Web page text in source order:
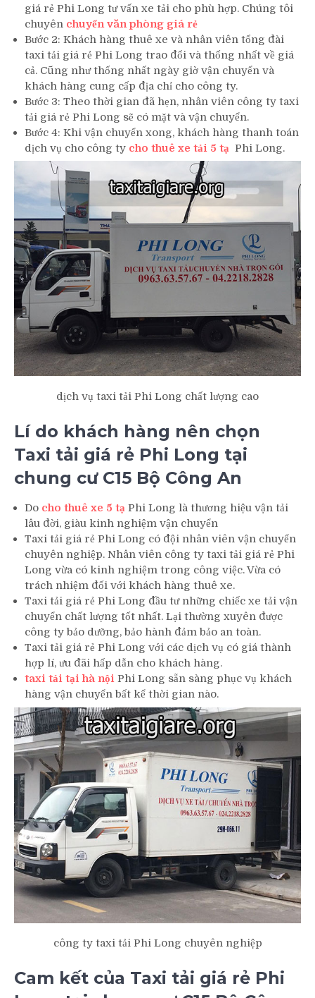
giá rẻ Phi Long tư vấn xe tải cho phù hợp. Chúng tôi
chuyên chuyển văn phòng giá rẻ
Bước 2: Khách hàng thuê xe và nhân viên tổng đài
taxi tải giá rẻ Phi Long trao đổi và thống nhất về giá
cả. Cũng như thống nhất ngày giờ vận chuyển và
khách hàng cung cấp địa chỉ cho công ty.
Bước 3: Theo thời gian đã hẹn, nhân viên công ty taxi
tải giá rẻ Phi Long sẽ có mặt và vận chuyển.
Bước 4: Khi vận chuyển xong, khách hàng thanh toán
dịch vụ cho công ty cho thuê xe tải 5 tạ Phi Long.
dịch vụ taxi tải Phi Long chất lượng cao
Lí do khách hàng nên chọn
Taxi tải giá rẻ Phi Long tại
chung cư C15 Bộ Công An
Do cho thuê xe 5 tạ Phi Long là thương hiệu vận tải
lâu đời, giàu kinh nghiệm vận chuyển
Taxi tải giá rẻ Phi Long có đội nhân viên vận chuyển
chuyên nghiệp. Nhân viên công ty taxi tải giá rẻ Phi
Long vừa có kinh nghiệm trong công việc. Vừa có
trách nhiệm đối với khách hàng thuê xe.
Taxi tải giá rẻ Phi Long đầu tư những chiếc xe tải vận
chuyển chất lượng tốt nhất. Lại thường xuyên được
công ty bảo dưỡng, bảo hành đảm bảo an toàn.
Taxi tải giá rẻ Phi Long với các dịch vụ có giá thành
hợp lí, ưu đãi hấp dẫn cho khách hàng.
taxi tải tại hà nội Phi Long sẵn sàng phục vụ khách
hàng vận chuyển bất kể thời gian nào.
công ty taxi tải Phi Long chuyên nghiệp
Cam kết của Taxi tải giá rẻ Phi